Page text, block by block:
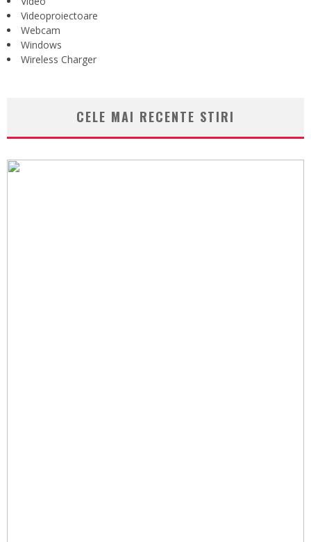
Videoproiectoare
Webcam
Windows
Wireless Charger
CELE MAI RECENTE STIRI